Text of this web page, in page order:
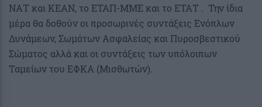
ΝΑΤ και ΚΕΑΝ, το ΕΤΑΠ-ΜΜΕ και το ΕΤΑΤ . Την ίδια
μέρα θα δοθούν οι προσωρινές συντάξεις Ενόπλων
Δυνάμεων, Σωμάτων Ασφαλείας και Πυροσβεστικού
Σώματος αλλά και οι συντάξεις των υπόλοιπων
Ταμείων του ΕΦΚΑ (Μισθωτών).